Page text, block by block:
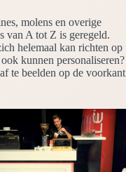
molens en overige
van A tot Z is geregeld.
helemaal kan richten op
kunnen personaliseren?
te beelden op de voorkant